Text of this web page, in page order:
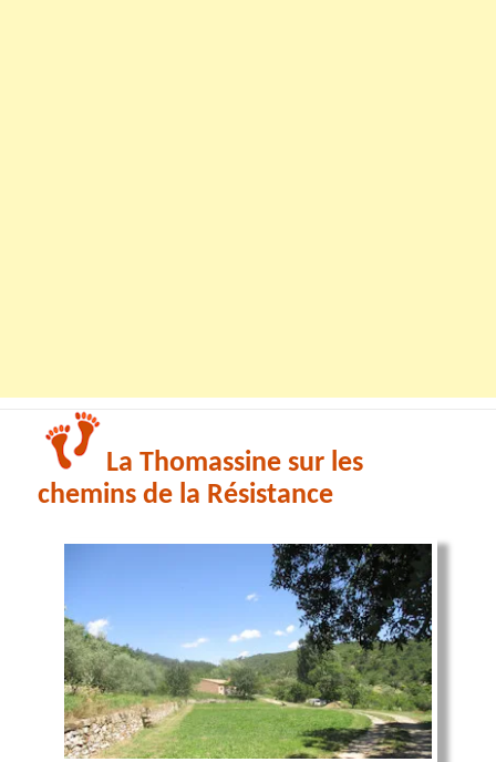
La Thomassine sur les
chemins de la Résistance